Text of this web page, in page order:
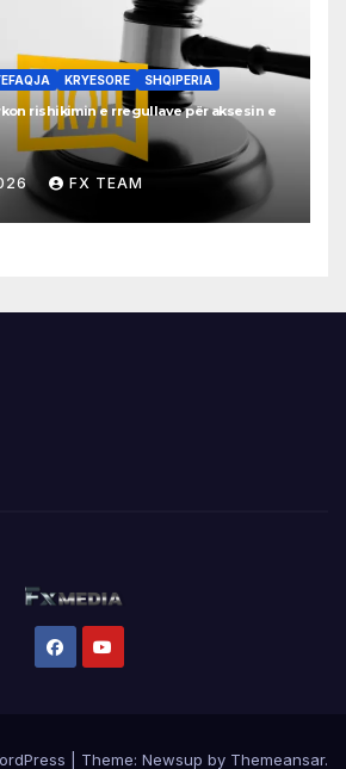
KRYESORE SHQIPERIA
rishikimin e rregullave për aksesin e
FX TEAM
Theme: Newsup by Themeansar.